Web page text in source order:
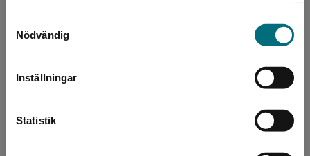
Nödvändig
Inställningar
Statistik
nyponochviljaforlag.se via en enhet utanför
Sverige. För att kunna slutföra ett köp måste
Madeleine Bäck, född 1976, är författare,